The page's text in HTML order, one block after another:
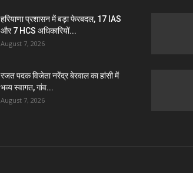
हरियाणा प्रशासन में बड़ा फेरबदल, 17 IAS
और 7 HCS अधिकारियों...
August 7, 2026
रजत पदक विजेता नरेंद्र बेरवाल का हांसी में
भव्य स्वागत, गांव...
August 7, 2026